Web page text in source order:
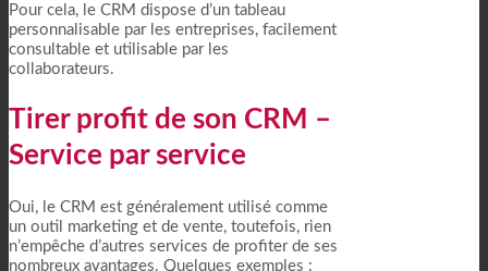
Pour cela, le CRM dispose d’un tableau
personnalisable par les entreprises, facilement
consultable et utilisable par les
collaborateurs.
Tirer profit de son CRM –
Service par service
Oui, le CRM est généralement utilisé comme
un outil marketing et de vente, toutefois, rien
n’empêche d’autres services de profiter de ses
nombreux avantages. Quelques exemples :